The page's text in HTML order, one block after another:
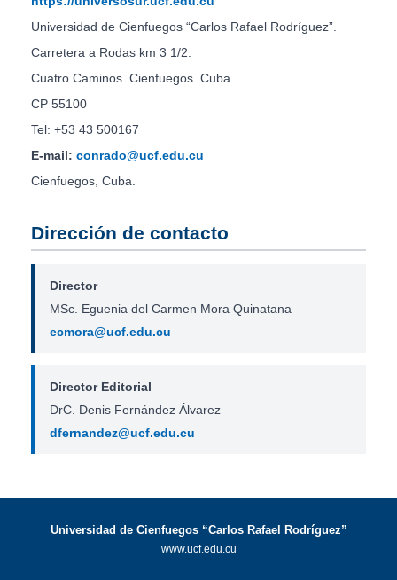
Universidad de Cienfuegos “Carlos Rafael Rodríguez”.
Carretera a Rodas km 3 1/2.
Cuatro Caminos. Cienfuegos. Cuba.
CP 55100
Tel: +53 43 500167
E-mail: conrado@ucf.edu.cu
Cienfuegos, Cuba.
Dirección de contacto
Director
MSc. Eguenia del Carmen Mora Quinatana
ecmora@ucf.edu.cu
Director Editorial
DrC. Denis Fernández Álvarez
dfernandez@ucf.edu.cu
Universidad de Cienfuegos “Carlos Rafael Rodríguez”
www.ucf.edu.cu